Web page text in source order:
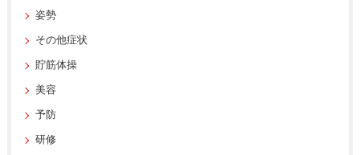
姿勢
その他症状
貯筋体操
美容
予防
研修